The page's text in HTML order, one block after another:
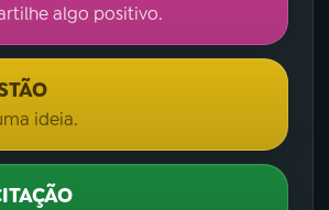
algo positivo.
ideia.